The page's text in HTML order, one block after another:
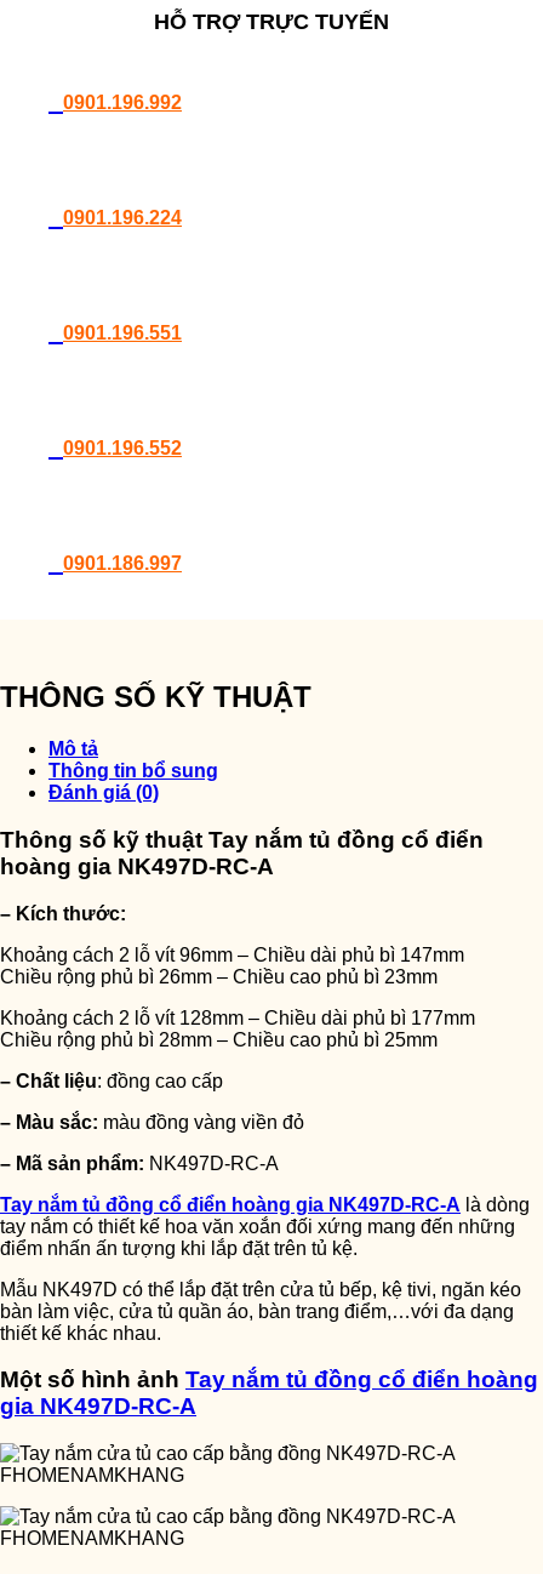
HỖ TRỢ TRỰC TUYẾN
0901.196.992
0901.196.224
0901.196.551
0901.196.552
0901.186.997
THÔNG SỐ KỸ THUẬT
Mô tả
Thông tin bổ sung
Đánh giá (0)
Thông số kỹ thuật Tay nắm tủ đồng cổ điển
hoàng gia NK497D-RC-A
– Kích thước:
Khoảng cách 2 lỗ vít 96mm – Chiều dài phủ bì 147mm
Chiều rộng phủ bì 26mm – Chiều cao phủ bì 23mm
Khoảng cách 2 lỗ vít 128mm – Chiều dài phủ bì 177mm
Chiều rộng phủ bì 28mm – Chiều cao phủ bì 25mm
– Chất liệu: đồng cao cấp
– Màu sắc: màu đồng vàng viền đỏ
– Mã sản phẩm: NK497D-RC-A
Tay nắm tủ đồng cổ điển hoàng gia NK497D-RC-A là dòng
tay nắm có thiết kế hoa văn xoắn đối xứng mang đến những
điểm nhấn ấn tượng khi lắp đặt trên tủ kệ.
Mẫu NK497D có thể lắp đặt trên cửa tủ bếp, kệ tivi, ngăn kéo
bàn làm việc, cửa tủ quần áo, bàn trang điểm,…với đa dạng
thiết kế khác nhau.
Một số hình ảnh Tay nắm tủ đồng cổ điển hoàng
gia NK497D-RC-A